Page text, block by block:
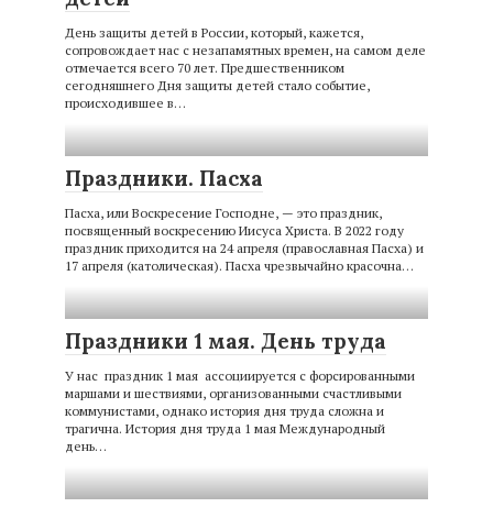
День защиты детей в России, который, кажется,
сопровождает нас с незапамятных времен, на самом деле
отмечается всего 70 лет. Предшественником
сегодняшнего Дня защиты детей стало событие,
происходившее в…
Праздники. Пасха
Пасха, или Воскресение Господне, — это праздник,
посвященный воскресению Иисуса Христа. В 2022 году
праздник приходится на 24 апреля (православная Пасха) и
17 апреля (католическая). Пасха чрезвычайно красочна…
Праздники 1 мая. День труда
У нас праздник 1 мая ассоциируется с форсированными
маршами и шествиями, организованными счастливыми
коммунистами, однако история дня труда сложна и
трагична. История дня труда 1 мая Международный
день…